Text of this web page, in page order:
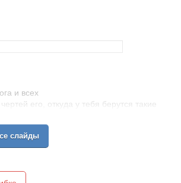
и всех
его, откуда у тебя берутся такие
1890г)
слайды